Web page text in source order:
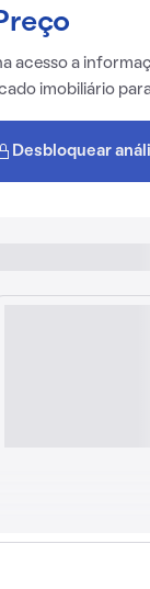
acesso a
imobiliário
Desbloquear